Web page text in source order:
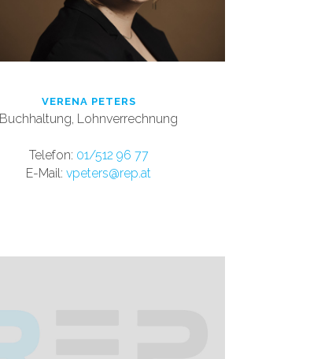
VERENA PETERS
Buchhaltung, Lohnverrechnung
Telefon: 01/512 96 77
E-Mail:vpeters@rep.at